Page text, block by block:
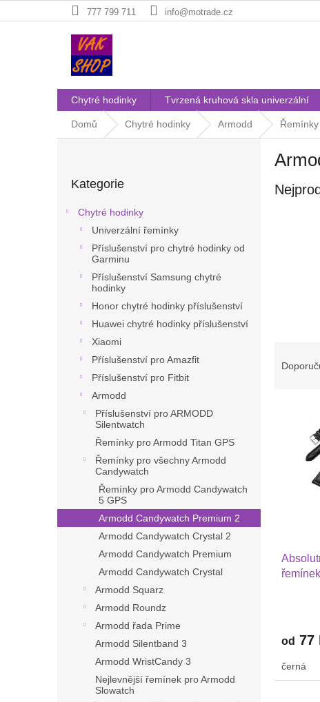
na
777 799 711 info@motrade.cz
Chytré hodinky Tvrzená kruhová skla univerzální
Domů Chytré hodinky Armodd
kategorie
Kategorie
Chytré hodinky
Univerzální řemínky
Příslušenství pro chytré hodinky od
Garminu
Příslušenství Samsung chytré
hodinky
Honor chytré hodinky příslušenství
Huawei chytré hodinky příslušenství
Xiaomi
Příslušenství pro Amazfit
Příslušenství pro Fitbit
Armodd
Příslušenství pro ARMODD
Silentwatch
Řemínky pro Armodd Titan GPS
Řemínky pro všechny Armodd
Candywatch
Řemínky pro Armodd Candywatch
5 GPS
Armodd Candywatch Premium 2
Armodd Candywatch Crystal 2
Armodd Candywatch Premium
Armodd Candywatch Crystal
Armodd Squarz
Armodd Roundz
Armodd řada Prime
Armodd Silentband 3
Armodd WristCandy 3
Nejlevnější řemínek pro Armodd
Slowatch
od 77
černá